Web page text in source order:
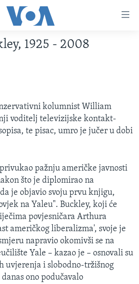
DRŽAVE
1925 - 2008
kolumnist William
voditelj televizijske kontakt-
te pisac, umro je jučer u dobi
pažnju američke javnosti
što je diplomirao na
je objavio svoju prvu knjigu,
na Yaleu". Buckley, koji će
povjesničara Arthura
američkog liberalizma', svoje je
napravio okomivši se na
Yale – kazao je – osnovali su
uvjerenja i slobodno-tržišnog
ono podučavalo